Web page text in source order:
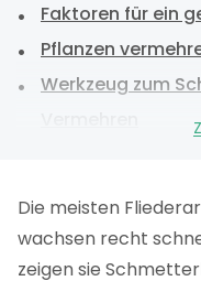
Faktoren für ein
Pflanzen
Werkzeug zum
Die meisten
wachsen recht
zeigen sie